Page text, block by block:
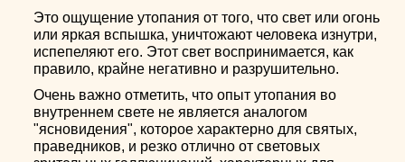
Это ощущение утопания от того, что свет или огонь
или яркая вспышка, уничтожают человека изнутри,
испепеляют его. Этот свет воспринимается, как
правило, крайне негативно и разрушительно.
Очень важно отметить, что опыт утопания во
внутреннем свете не является аналогом
"ясновидения", которое характерно для святых,
праведников, и резко отлично от световых